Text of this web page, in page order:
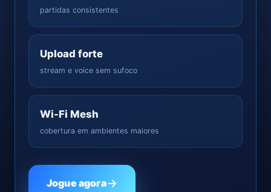
partidas consistentes
Upload forte
stream e voice sem sufoco
Wi-Fi Mesh
cobertura em ambientes maiores
Jogue agora